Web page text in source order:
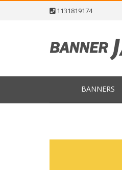
1131819174
BANNERS